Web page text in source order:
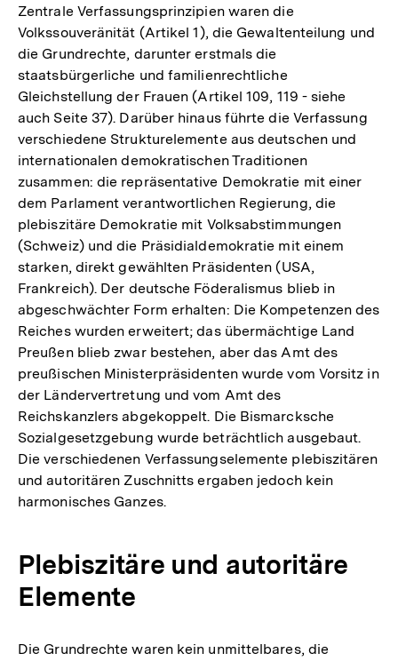
Zentrale Verfassungsprinzipien waren die
Volkssouveränität (Artikel 1), die Gewaltenteilung und
die Grundrechte, darunter erstmals die
staatsbürgerliche und familienrechtliche
Gleichstellung der Frauen (Artikel 109, 119 - siehe
auch Seite 37). Darüber hinaus führte die Verfassung
verschiedene Strukturelemente aus deutschen und
internationalen demokratischen Traditionen
zusammen: die repräsentative Demokratie mit einer
dem Parlament verantwortlichen Regierung, die
plebiszitäre Demokratie mit Volksabstimmungen
(Schweiz) und die Präsidialdemokratie mit einem
starken, direkt gewählten Präsidenten (USA,
Frankreich). Der deutsche Föderalismus blieb in
abgeschwächter Form erhalten: Die Kompetenzen des
Reiches wurden erweitert; das übermächtige Land
Preußen blieb zwar bestehen, aber das Amt des
preußischen Ministerpräsidenten wurde vom Vorsitz in
der Ländervertretung und vom Amt des
Reichskanzlers abgekoppelt. Die Bismarcksche
Sozialgesetzgebung wurde beträchtlich ausgebaut.
Die verschiedenen Verfassungselemente plebiszitären
und autoritären Zuschnitts ergaben jedoch kein
harmonisches Ganzes.
Plebiszitäre und autoritäre
Elemente
Die Grundrechte waren kein unmittelbares, die